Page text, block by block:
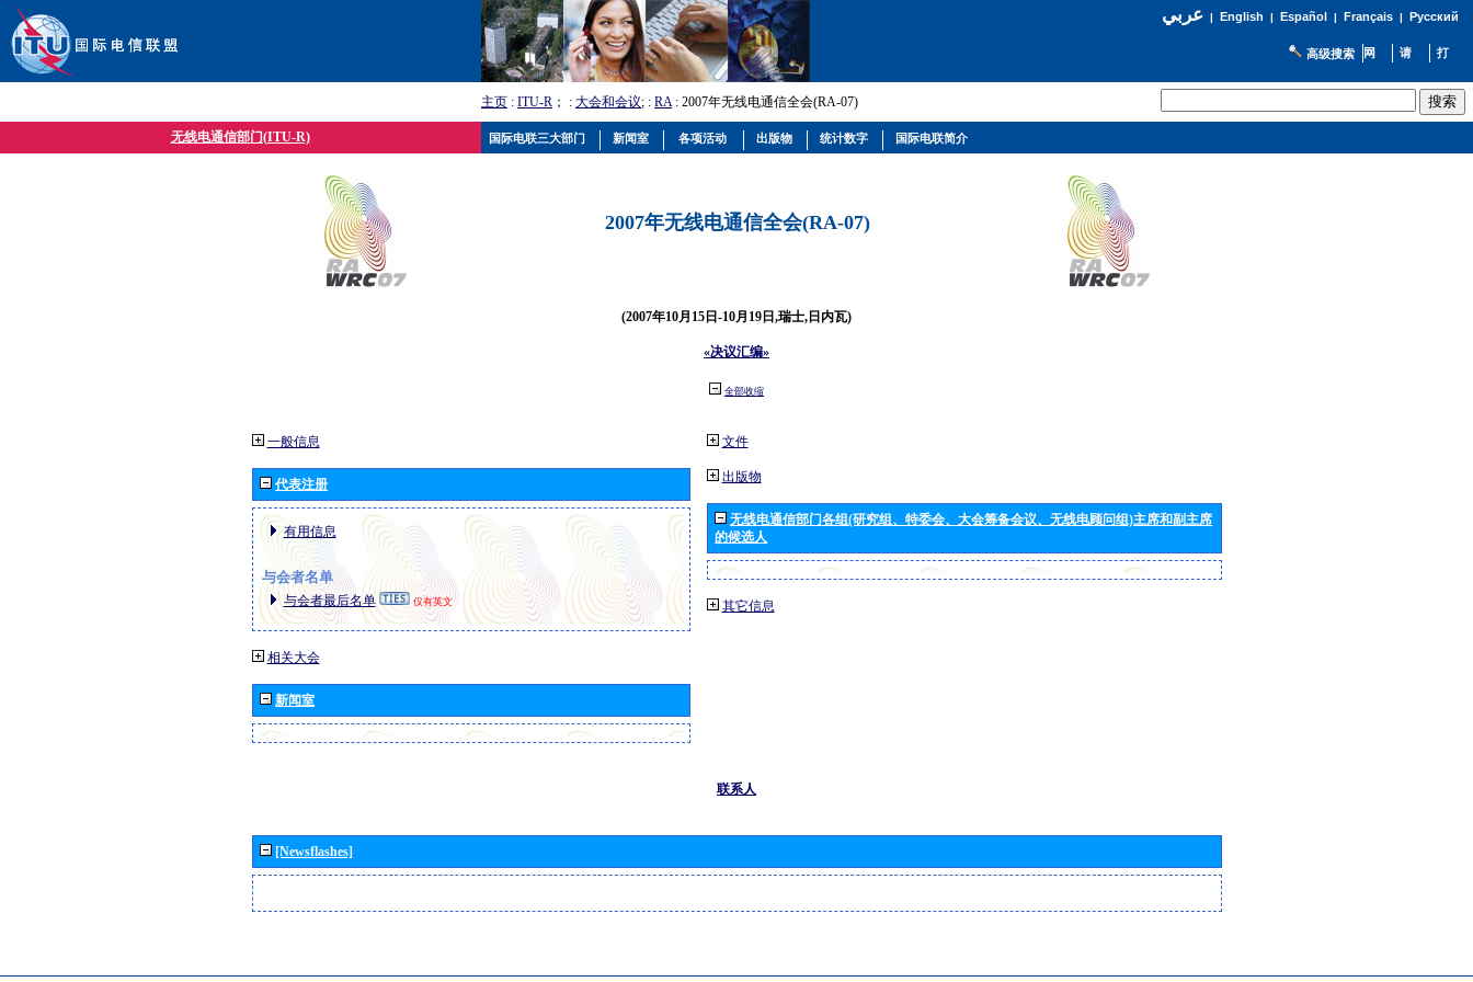
عربي| English | Español | Français| Русский
高级搜索
主页 : ITU-R ； : 大会和会议; : RA: 2007年无线电通信全会(RA-07)
无线电通信部门(ITU-R)
2007年无线电通信全会(RA-07)
(2007年10月15日-10月19日,瑞士,日内瓦)
«决议汇编»
全部收缩
一般信息
代表注册
有用信息
与会者名单
与会者最后名单 仅有英文
相关大会
新闻室
文件
出版物
无线电通信部门各组(研究组、特委会、大会筹备会议、无线电顾问组)主席和副主席
的候选人
其它信息
联系人
[Newsflashes]
国际电联三大部门 新闻室 各项活动 出版物 统计数字 国际电联简介